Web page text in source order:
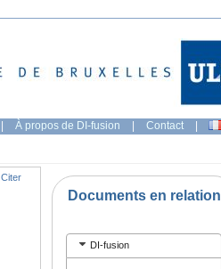
| À propos de DI-fusion | Contact |
Citer
Documents en relation
DI-fusion